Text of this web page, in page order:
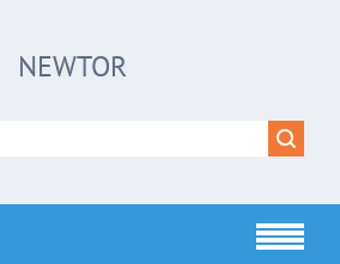
NEWTOR
сперва нажмите на